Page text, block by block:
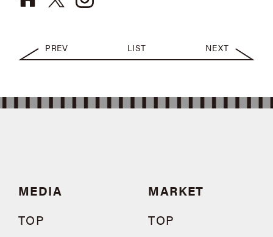
PREV LIST NEXT
MEDIA
TOP
MARKET
TOP